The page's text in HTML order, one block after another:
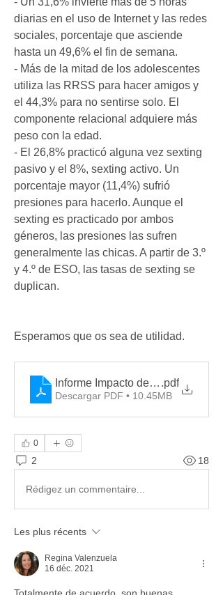
diarias en el uso de Internet y las redes
sociales, porcentaje que asciende
hasta un 49,6% el fin de semana.
- Más de la mitad de los adolescentes
utiliza las RRSS para hacer amigos y
el 44,3% para no sentirse solo. El
componente relacional adquiere más
peso con la edad.
- El 26,8% practicó alguna vez sexting
pasivo y el 8%, sexting activo. Un
porcentaje mayor (11,4%) sufrió
presiones para hacerlo. Aunque el
sexting es practicado por ambos
géneros, las presiones las sufren
generalmente las chicas. A partir de 3.º
y 4.º de ESO, las tasas de sexting se
duplican.
Esperamos que os sea de utilidad.
Informe Impacto de la tecnología
.pdf
Descargar PDF • 10.45MB
0
2 18
Rédigez un commentaire...
Les plus récents
Regina Valenzuela
16 déc. 2021